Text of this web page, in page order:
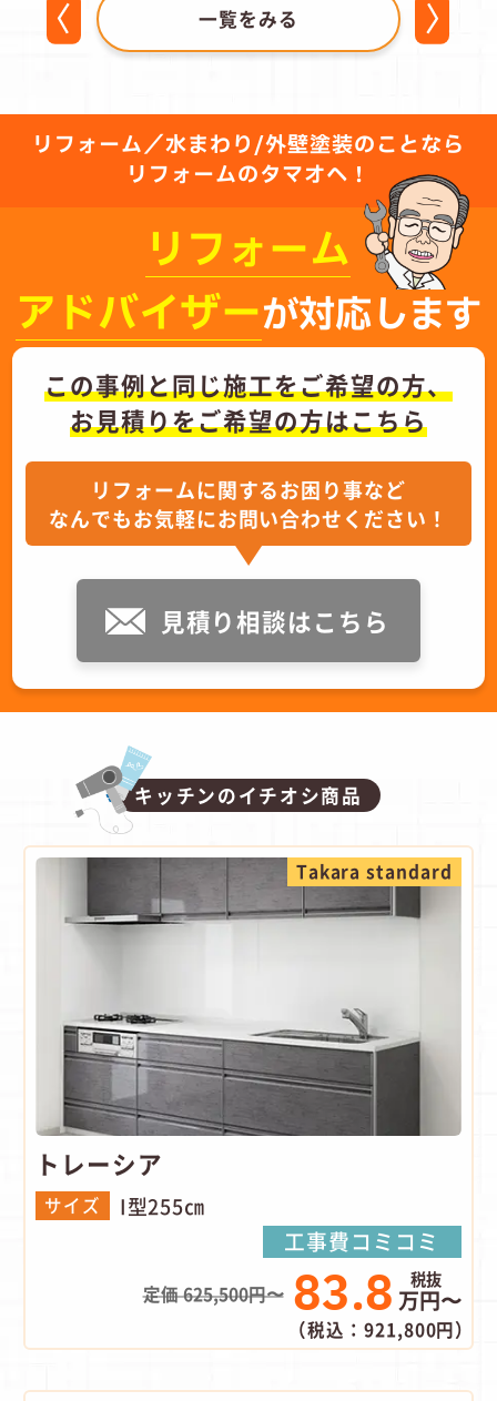
一覧をみる
リフォーム／水まわり/外壁塗装のことなら
リフォームのタマオへ！
リフォーム
アドバイザーが対応します
この事例と同じ施工をご希望の方、
お見積りをご希望の方はこちら
リフォームに関するお困り事など
なんでもお気軽にお問い合わせください！
見積り相談はこちら
キッチンのイチオシ商品
Takara standard
トレーシア
サイズ I型255㎝
工事費コミコミ
定価 625,500円〜 83.8 万円〜
（税込：921,800円）